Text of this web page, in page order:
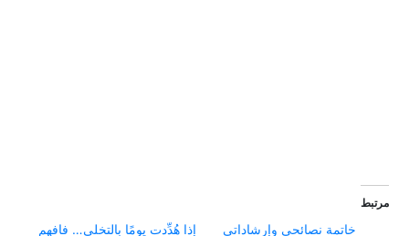
مرتبط
خاتمة نصائحي وإرشاداتي إذا هُدِّدت يومًا بالتخلي… فافهم